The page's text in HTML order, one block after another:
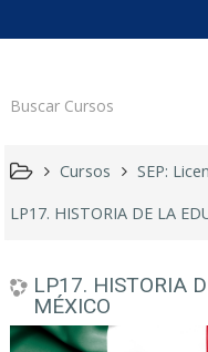
Cursos
SEP:
LP17. HISTORIA DE LA
LP17. HISTORIA
MÉXICO